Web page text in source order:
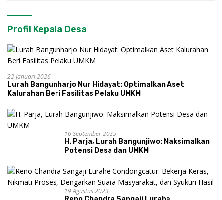
Profil Kepala Desa
22 Januari 2026
Lurah Bangunharjo Nur Hidayat: Optimalkan Aset
Kalurahan Beri Fasilitas Pelaku UMKM
16 September 2025
H. Parja, Lurah Bangunjiwo: Maksimalkan
Potensi Desa dan UMKM
19 Agustus 2023